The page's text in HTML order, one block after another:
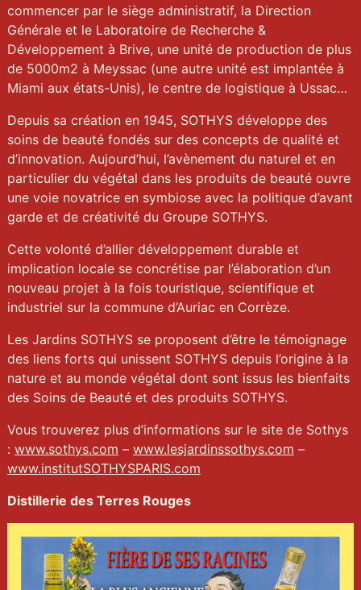
commencer par le siège administratif, la Direction
Générale et le Laboratoire de Recherche &
Développement à Brive, une unité de production de plus
de 5000m2 à Meyssac (une autre unité est implantée à
Miami aux états-Unis), le centre de logistique à Ussac…
Depuis sa création en 1945, SOTHYS développe des
soins de beauté fondés sur des concepts de qualité et
d’innovation. Aujourd’hui, l’avènement du naturel et en
particulier du végétal dans les produits de beauté ouvre
une voie novatrice en symbiose avec la politique d’avant
garde et de créativité du Groupe SOTHYS.
Cette volonté d’allier développement durable et
implication locale se concrétise par l’élaboration d’un
nouveau projet à la fois touristique, scientifique et
industriel sur la commune d’Auriac en Corrèze.
Les Jardins SOTHYS se proposent d’être le témoignage
des liens forts qui unissent SOTHYS depuis l’origine à la
nature et au monde végétal dont sont issus les bienfaits
des Soins de Beauté et des produits SOTHYS.
Vous trouverez plus d’informations sur le site de Sothys
: www.sothys.com – www.lesjardinssothys.com –
www.institutSOTHYSPARIS.com
Distillerie des Terres Rouges